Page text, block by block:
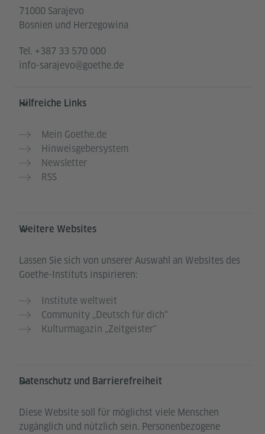
71000 Sarajevo
Bosnien und Herzegowina
Tel. +387 33 570 000
info-sarajevo@goethe.de
Hilfreiche Links
Mein Goethe.de
Hinweisgebersystem
Newsletter
RSS
Weitere Websites
Lassen Sie sich von unserer Auswahl an Websites des
Goethe-Instituts inspirieren:
Institute weltweit
Community „Deutsch für dich“
Kulturmagazin „Zeitgeister"
Datenschutz und Barrierefreiheit
Diese Website soll für möglichst viele Menschen
zugänglich und nützlich sein. Personenbezogene